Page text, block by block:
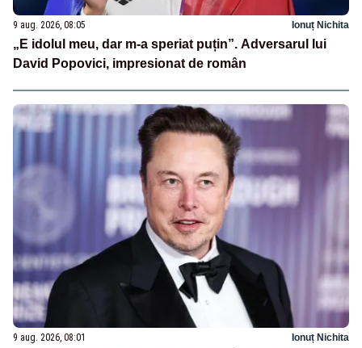
9 aug. 2026, 08:05 Ionuț Nichita
„E idolul meu, dar m-a speriat puțin”. Adversarul lui
David Popovici, impresionat de român
9 aug. 2026, 08:01 Ionuț Nichita